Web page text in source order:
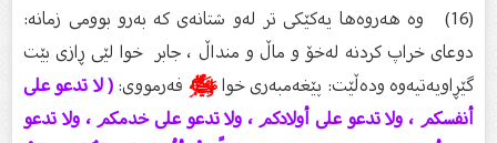
(16) وە هەروەها یەکێکی تر لەو شتانەی کە بەرو بوومی زمانە:
دوعای خراپ کردنە لەخۆ و ماڵ و منداڵ ، جابر خوا لێی ڕازی بێت
گێڕاویەتیەوە ودەڵێت: پێغەمبەری خواﷺفەرمووی:( لا تدعو على
أنفسكم ، ولا تدعو على أولادكم ، ولا تدعو على خدمكم ، ولا تدعو